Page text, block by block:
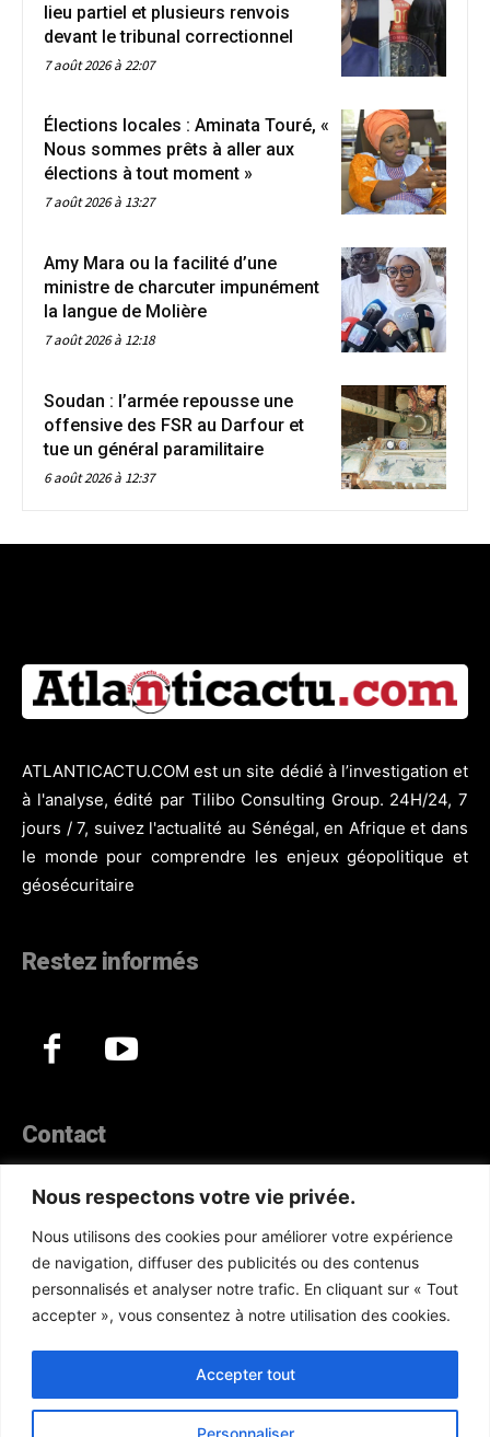
Nous respectons votre vie privée.
Nous utilisons des cookies pour améliorer votre expérience
de navigation, diffuser des publicités ou des contenus
personnalisés et analyser notre trafic. En cliquant sur « Tout
accepter », vous consentez à notre utilisation des cookies.
Personnaliser
Accepter tout
lieu partiel et plusieurs renvois
devant le tribunal correctionnel
7 août 2026 à 22:07
Élections locales : Aminata Touré, «
Nous sommes prêts à aller aux
élections à tout moment »
7 août 2026 à 13:27
Amy Mara ou la facilité d’une
ministre de charcuter impunément
la langue de Molière
7 août 2026 à 12:18
Soudan : l’armée repousse une
offensive des FSR au Darfour et
tue un général paramilitaire
6 août 2026 à 12:37
ATLANTICACTU.COM est un site dédié à l’investigation et
à l'analyse, édité par Tilibo Consulting Group. 24H/24, 7
jours / 7, suivez l'actualité au Sénégal, en Afrique et dans
le monde pour comprendre les enjeux géopolitique et
géosécuritaire
Restez informés
Contact
Téléphone :(+221) 70 330 86 87‬
WhatsApp : (+33) 6 52 17 85 46
E-mail : redaction@atlanticactu.com
E-mail : commercial@atlanticactu.com
Nous écrire Qui sommes-nous ?